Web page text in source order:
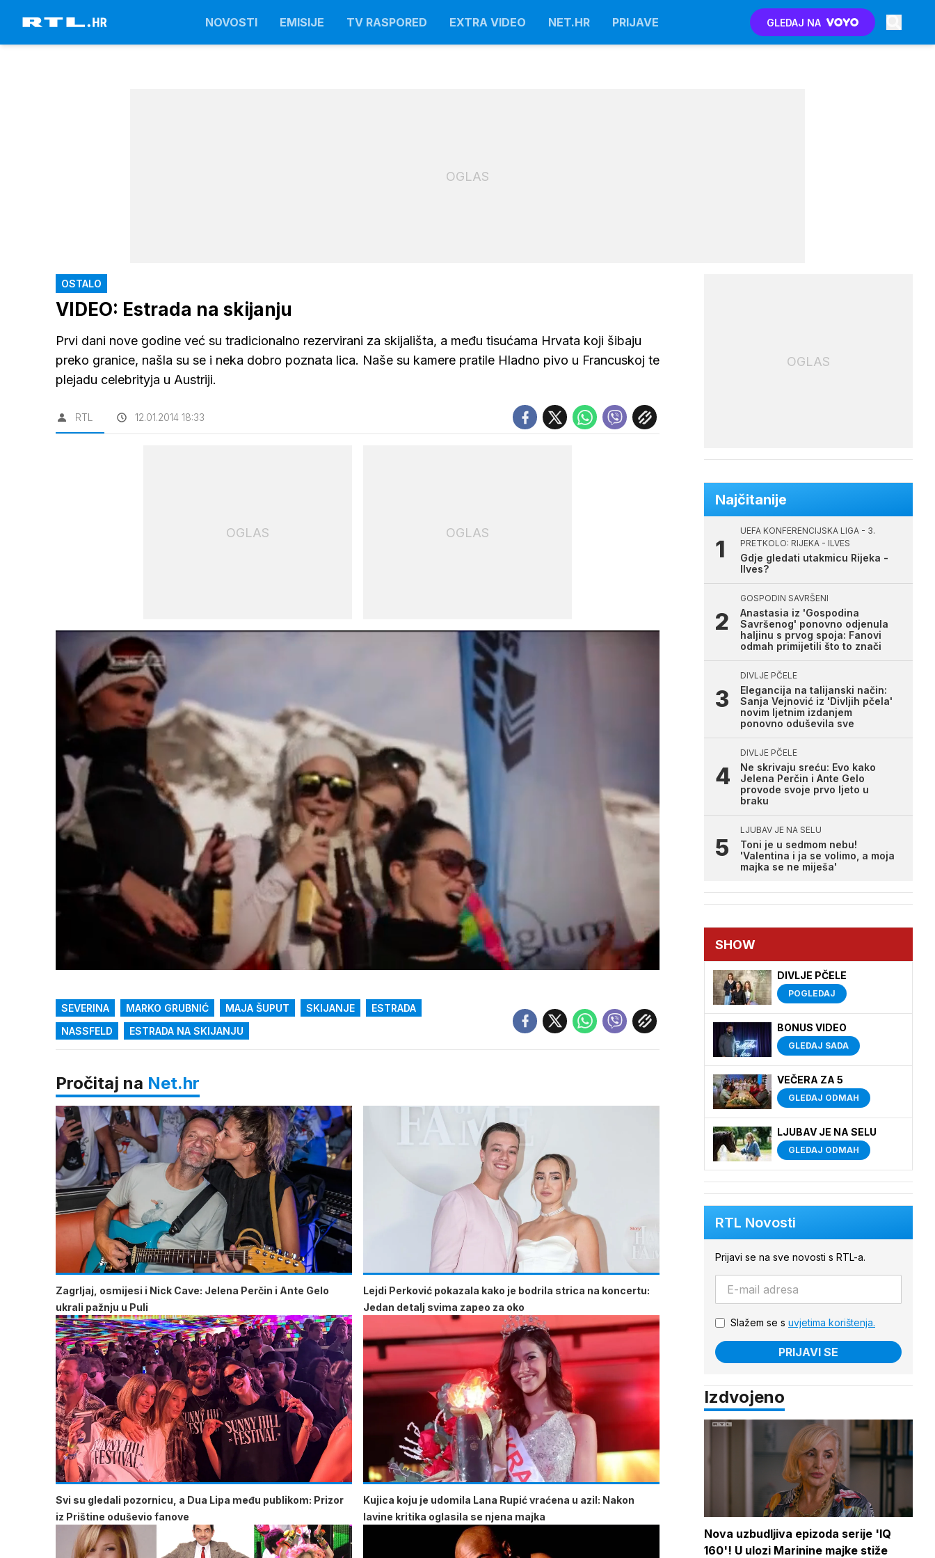
NOVOSTI EMISIJE TV RASPORED EXTRA VIDEO NET.HR PRIJAVE GLEDAJ NA
OGLAS
OSTALO
VIDEO: Estrada na skijanju
Prvi dani nove godine već su tradicionalno rezervirani za skijališta, a među tisućama Hrvata koji šibaju
preko granice, našla su se i neka dobro poznata lica. Naše su kamere pratile Hladno pivo u Francuskoj te
plejadu celebrityja u Austriji.
RTL 12.01.2014 18:33
OGLAS OGLAS
zvuk
Loaded:
30.49%
SEVERINA MARKO GRUBNIĆ MAJA ŠUPUT SKIJANJE
ESTRADA
NASSFELD
ESTRADA NA SKIJANJU
Pročitaj na Net.hr
Zagrljaj, osmijesi i Nick Cave: Jelena Perčin i Ante Gelo
ukrali pažnju u Puli
Lejdi Perković pokazala kako je bodrila strica na koncertu:
Jedan detalj svima zapeo za oko
Svi su gledali pozornicu, a Dua Lipa među publikom: Prizor
iz Prištine oduševio fanove
Kujica koju je udomila Lana Rupić vraćena u azil: Nakon
lavine kritika oglasila se njena majka
OGLAS
Najčitanije
UEFA KONFERENCIJSKA LIGA - 3.
PRETKOLO: RIJEKA - ILVES
Gdje gledati utakmicu Rijeka -
Ilves?
GOSPODIN SAVRŠENI
Anastasia iz 'Gospodina
Savršenog' ponovno odjenula
haljinu s prvog spoja: Fanovi
odmah primijetili što to znači
DIVLJE PČELE
Elegancija na talijanski način:
Sanja Vejnović iz 'Divljih pčela'
novim ljetnim izdanjem
ponovno oduševila sve
DIVLJE PČELE
Ne skrivaju sreću: Evo kako
Jelena Perčin i Ante Gelo
provode svoje prvo ljeto u
braku
LJUBAV JE NA SELU
Toni je u sedmom nebu!
'Valentina i ja se volimo, a moja
majka se ne miješa'
SHOW
DIVLJE PČELE
POGLEDAJ
BONUS VIDEO
GLEDAJ SADA
VEČERA ZA 5
GLEDAJ ODMAH
LJUBAV JE NA SELU
GLEDAJ ODMAH
RTL Novosti
Prijavi se na sve novosti s RTL-a.
Slažem se s uvjetima korištenja.
PRIJAVI SE
Izdvojeno
Nova uzbudljiva epizoda serije 'IQ
160'! U ulozi Marinine majke stiže